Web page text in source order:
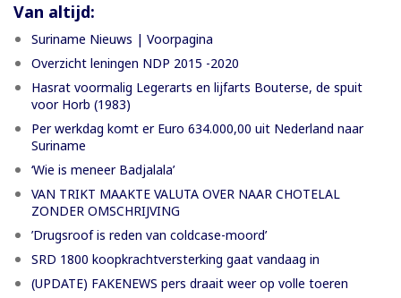
Van altijd:
Suriname Nieuws | Voorpagina
Overzicht leningen NDP 2015 -2020
Hasrat voormalig Legerarts en lijfarts Bouterse, de spuit
voor Horb (1983)
Per werkdag komt er Euro 634.000,00 uit Nederland naar
Suriname
‘Wie is meneer Badjalala’
VAN TRIKT MAAKTE VALUTA OVER NAAR CHOTELAL
ZONDER OMSCHRIJVING
’Drugsroof is reden van coldcase-moord’
SRD 1800 koopkrachtversterking gaat vandaag in
(UPDATE) FAKENEWS pers draait weer op volle toeren